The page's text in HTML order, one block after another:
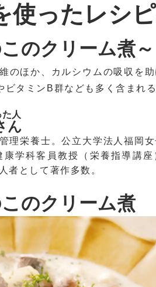
使ったレシ
のクリーム煮～
のほか、カルシウムの吸収を
タミンB群なども多く含まれる
人
ん
理栄養士。公立大学法人福岡
康学科客員教授（栄養指導講座
者として著作多数。
のクリーム煮